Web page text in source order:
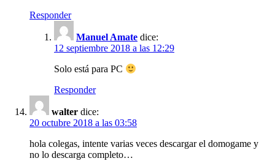
Responder
Manuel Amate dice:
12 septiembre 2018 a las 12:29
Solo está para PC
Responder
walter dice:
20 octubre 2018 a las 03:58
hola colegas, intente varias veces descargar el domogame y
no lo descarga completo…